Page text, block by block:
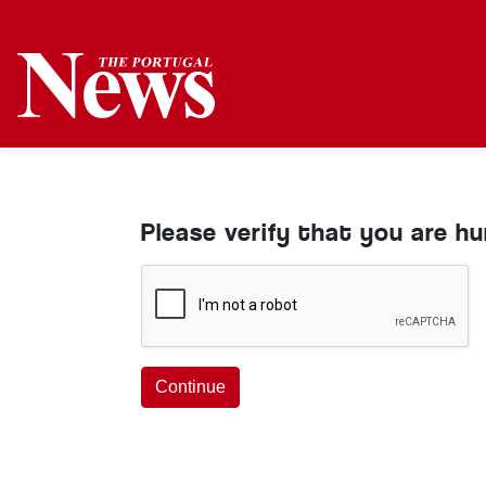
Please verify that you are
Continue